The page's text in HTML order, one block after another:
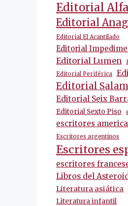
Editorial
Editorial
Editorial El Acantilado
Editorial
Editorial Lumen
Editorial Periférica
Editorial
Editorial Seix
Editorial Sexto Piso
escritores
Escritores argentinos
Escritores
escritores
Libros del
Literatura asiática
Literatura infantil